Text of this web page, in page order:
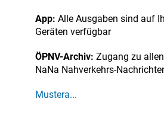
App: Alle Ausgaben sind auf
Geräten verfügbar
ÖPNV-Archiv: Zugang zu
NaNa Nahverkehrs-
Mustera...